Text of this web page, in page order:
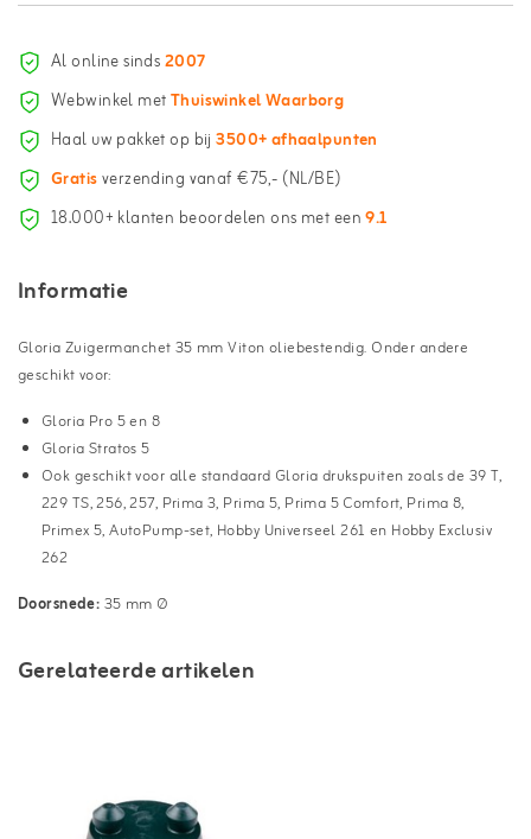
Al online sinds2007
Webwinkel metThuiswinkel Waarborg
Haal uw pakket op bij3500+ afhaalpunten
Gratisverzending vanaf €75,- (NL/BE)
18.000+ klanten beoordelen ons met een9.1
Informatie
Gloria Zuigermanchet 35 mm Viton oliebestendig. Onder andere
geschikt voor:
Gloria Pro 5 en 8
Gloria Stratos 5
Ook geschikt voor alle standaard Gloria drukspuiten zoals de 39 T,
229 TS, 256, 257, Prima 3, Prima 5, Prima 5 Comfort, Prima 8,
Primex 5, AutoPump-set, Hobby Universeel 261 en Hobby Exclusiv
262
Doorsnede:35 mm Ø
Gerelateerde artikelen